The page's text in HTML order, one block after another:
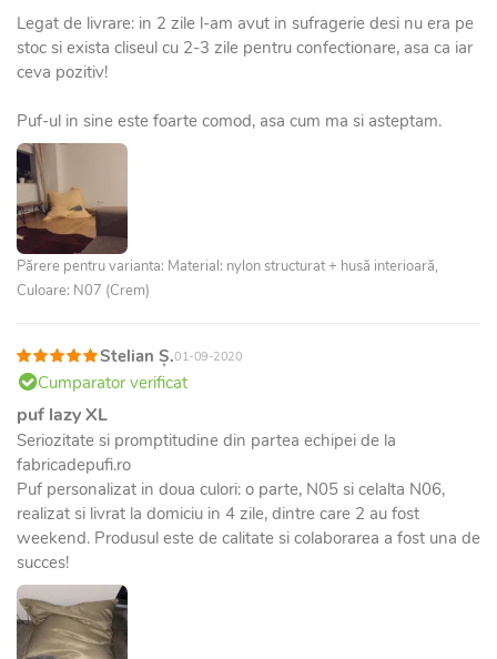
Legat de livrare: in 2 zile l-am avut in sufragerie desi nu era pe
stoc si exista cliseul cu 2-3 zile pentru confectionare, asa ca iar
ceva pozitiv!
Puf-ul in sine este foarte comod, asa cum ma si asteptam.
Părere pentru varianta: Material: nylon structurat + husă interioară,
Culoare: N07 (Crem)
Stelian Ș.01-09-2020
Cumparator verificat
puf lazy XL
Seriozitate si promptitudine din partea echipei de la
fabricadepufi.ro
Puf personalizat in doua culori: o parte, N05 si celalta N06,
realizat si livrat la domiciu in 4 zile, dintre care 2 au fost
weekend. Produsul este de calitate si colaborarea a fost una de
succes!